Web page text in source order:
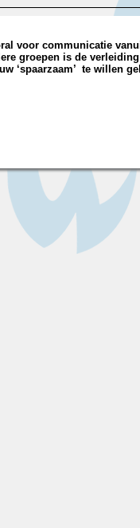
voor communicatie
groepen is de
‘spaarzaam’ te willen